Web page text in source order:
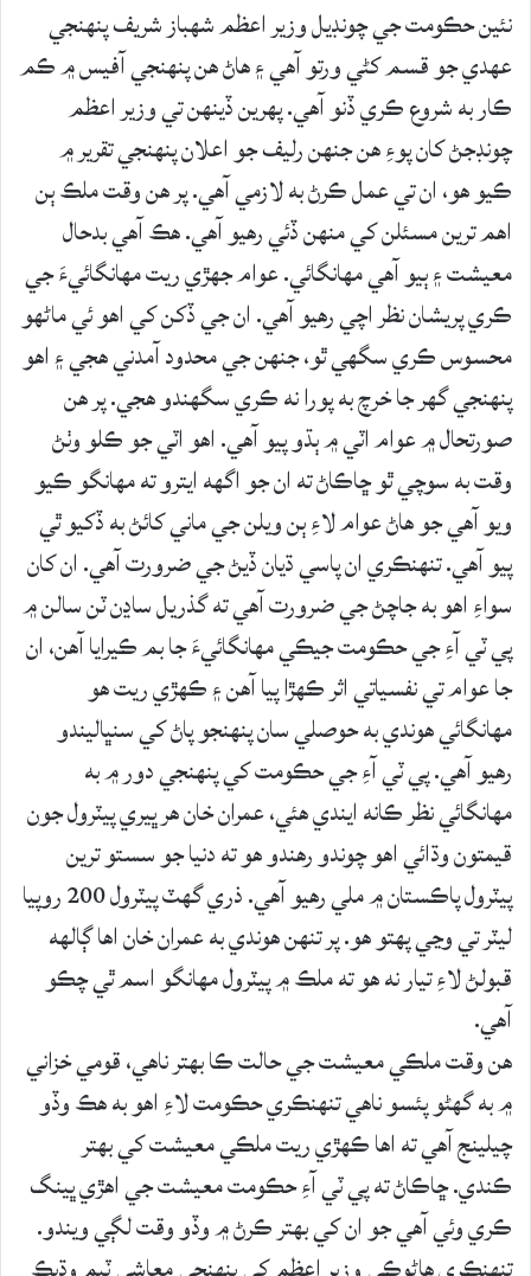
نئين حڪومت جي چونڊيل وزير اعظم شهباز شريف پنهنجي
عهدي جو قسم کڻي ورتو آهي ۽ هاڻ هن پنهنجي آفيس ۾ ڪم
ڪار به شروع ڪري ڏنو آهي. پهرين ڏينهن تي وزير اعظم
چونڊجڻ کان پوءِ هن جنهن رليف جو اعلان پنهنجي تقرير ۾
ڪيو هو، ان تي عمل ڪرڻ به لازمي آهي. پر هن وقت ملڪ ٻن
اهم ترين مسئلن کي منهن ڏئي رهيو آهي. هڪ آهي بدحال
معيشت ۽ ٻيو آهي مهانگائي. عوام جهڙي ريت مهانگائيءَ جي
ڪري پريشان نظر اچي رهيو آهي. ان جي ڏکن کي اهو ئي ماڻهو
محسوس ڪري سگهي ٿو، جنهن جي محدود آمدني هجي ۽ اهو
پنهنجي گهر جا خرچ به پورا نه ڪري سگهندو هجي. پر هن
صورتحال ۾ عوام اٽي ۾ ٻڌو پيو آهي. اهو اٽي جو ڪلو وٺڻ
وقت به سوچي ٿو ڇاڪاڻ ته ان جو اگهه ايترو ته مهانگو ڪيو
ويو آهي جو هاڻ عوام لاءِ ٻن ويلن جي ماني کائڻ به ڏکيو ٿي
پيو آهي. تنهنڪري ان پاسي ڌيان ڏيڻ جي ضرورت آهي. ان کان
سواءِ اهو به جاچڻ جي ضرورت آهي ته گذريل ساڍن ٽن سالن ۾
پي ٽي آءِ جي حڪومت جيڪي مهانگائيءَ جا بم ڪيرايا آهن، ان
جا عوام تي نفسياتي اثر ڪهڙا پيا آهن ۽ ڪهڙي ريت هو
مهانگائي هوندي به حوصلي سان پنهنجو پاڻ کي سنڀاليندو
رهيو آهي. پي ٽي آءِ جي حڪومت کي پنهنجي دور ۾ به
مهانگائي نظر ڪانه ايندي هئي، عمران خان هر ڀيري پيٽرول جون
قيمتون وڌائي اهو چوندو رهندو هو ته دنيا جو سستو ترين
پيٽرول پاڪستان ۾ ملي رهيو آهي. ذري گهٽ پيٽرول 200 روپيا
ليٽر تي وڃي پهتو هو. پر تنهن هوندي به عمران خان اها ڳالهه
قبولڻ لاءِ تيار نه هو ته ملڪ ۾ پيٽرول مهانگو اسم ٿي چڪو
آهي.
هن وقت ملڪي معيشت جي حالت ڪا بهتر ناهي، قومي خزاني
۾ به گهڻو پئسو ناهي تنهنڪري حڪومت لاءِ اهو به هڪ وڏو
چيلينج آهي ته اها ڪهڙي ريت ملڪي معيشت کي بهتر
ڪندي. ڇاڪاڻ ته پي ٽي آءِ حڪومت معيشت جي اهڙي ڀينگ
ڪري وئي آهي جو ان کي بهتر ڪرڻ ۾ وڏو وقت لڳي ويندو.